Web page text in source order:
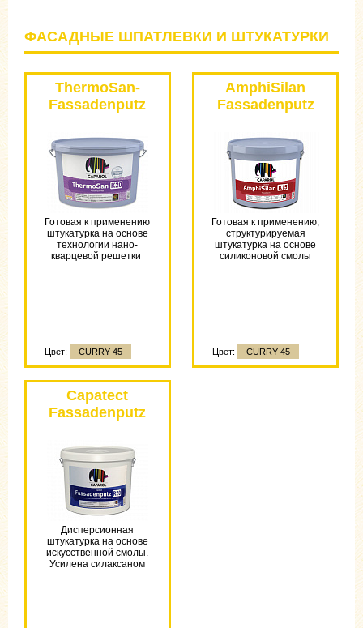
ФАСАДНЫЕ ШПАТЛЕВКИ И ШТУКАТУРКИ
ThermoSan-
Fassadenputz
Готовая к применению
штукатурка на основе
технологии нано-
кварцевой решетки
Цвет: CURRY 45
AmphiSilan
Fassadenputz
Готовая к применению,
структурируемая
штукатурка на основе
силиконовой смолы
Цвет: CURRY 45
Capatect
Fassadenputz
Дисперсионная
штукатурка на основе
искусственной смолы.
Усилена силаксаном
Цвет: CURRY 45